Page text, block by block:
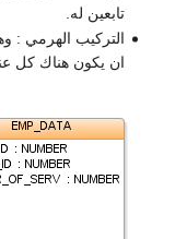
تابعين له.
التركيب الهرمي :
ان يكون هناك كل